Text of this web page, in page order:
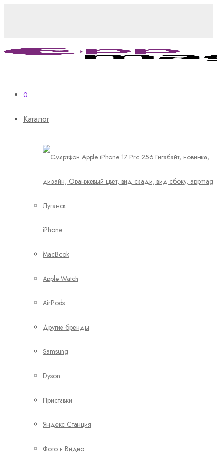
0
Каталог
iPhone
MacBook
Apple Watch
AirPods
Другие бренды
Samsung
Dyson
Приставки
Яндекс Станция
Фото и Видео